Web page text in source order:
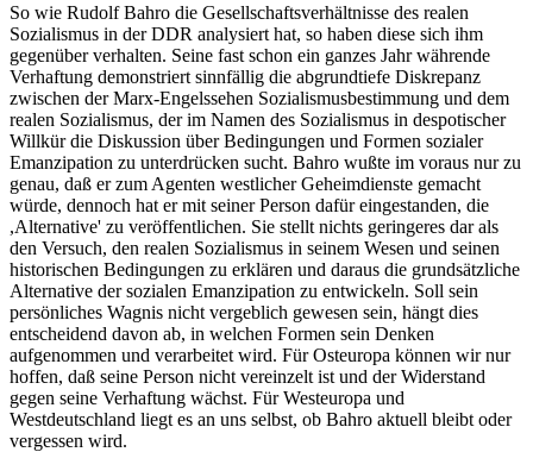
So wie Rudolf Bahro die Gesellschaftsverhältnisse des realen
Sozialismus in der DDR analysiert hat, so haben diese sich ihm
gegenüber verhalten. Seine fast schon ein ganzes Jahr währende
Verhaftung demonstriert sinnfällig die abgrundtiefe Diskrepanz
zwischen der Marx-Engelssehen Sozialismusbestimmung und dem
realen Sozialismus, der im Namen des Sozialismus in despotischer
Willkür die Diskussion über Bedingungen und Formen sozialer
Emanzipation zu unterdrücken sucht. Bahro wußte im voraus nur zu
genau, daß er zum Agenten westlicher Geheimdienste gemacht
würde, dennoch hat er mit seiner Person dafür eingestanden, die
,Alternative' zu veröffentlichen. Sie stellt nichts geringeres dar als
den Versuch, den realen Sozialismus in seinem Wesen und seinen
historischen Bedingungen zu erklären und daraus die grundsätzliche
Alternative der sozialen Emanzipation zu entwickeln. Soll sein
persönliches Wagnis nicht vergeblich gewesen sein, hängt dies
entscheidend davon ab, in welchen Formen sein Denken
aufgenommen und verarbeitet wird. Für Osteuropa können wir nur
hoffen, daß seine Person nicht vereinzelt ist und der Widerstand
gegen seine Verhaftung wächst. Für Westeuropa und
Westdeutschland liegt es an uns selbst, ob Bahro aktuell bleibt oder
vergessen wird.